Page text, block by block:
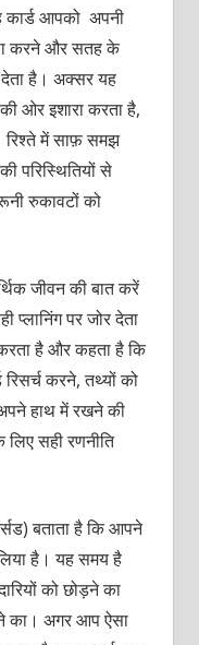
कार्ड आपको अपनी
करने और सतह के
है। अक्सर यह
ओर इशारा करता है,
में साफ़ समझ
परिस्थितियों से
रुकावटों को
जीवन की बात करें
पर जोर देता
है और कहता है कि
करने, तथ्यों को
हाथ में रखने की
सही रणनीति
बताता है कि आपने
है। यह समय है
को छोड़ने का
का। अगर आप ऐसा